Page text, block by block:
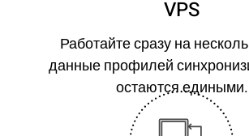
VPS
Работайте сразу на
данные профилей
остаются едиными.